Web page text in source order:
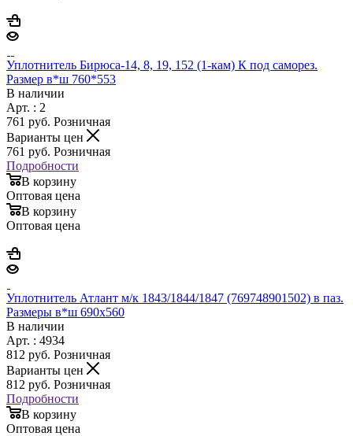
Уплотнитель Бирюса-14, 8, 19, 152 (1-кам) К под саморез.
Размер в*ш 760*553
В наличии
Арт. : 2
761 руб. Розничная
Варианты цен
761 руб. Розничная
Подробности
В корзину
Оптовая цена
В корзину
Оптовая цена
Уплотнитель Атлант м/к 1843/1844/1847 (769748901502) в паз.
Размеры в*ш 690х560
В наличии
Арт. : 4934
812 руб. Розничная
Варианты цен
812 руб. Розничная
Подробности
В корзину
Оптовая цена